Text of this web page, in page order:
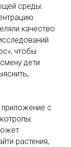
среды:
качество
чтобы
дети
с
растения,